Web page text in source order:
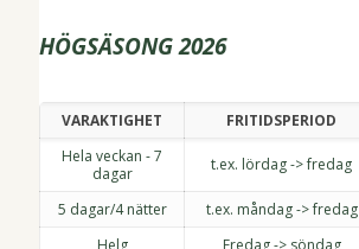
HÖGSÄSONG 2026
VARAKTIGHET FRITIDSPERIOD
Hela veckan - 7
dagar
t.ex. lördag -> fredag
5 dagar/4 nätter t.ex. måndag -> fredag
Helg
Fredag -> söndag